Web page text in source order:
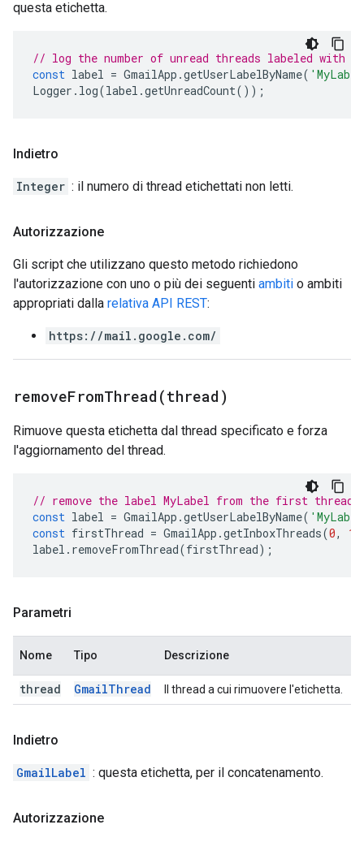
questa etichetta.
// log the number of unread threads labeled with
const label = GmailApp .getUserLabelByName(
Logger . log(label .getUnreadCount());
Indietro
Integer : il numero di thread etichettati non letti.
Autorizzazione
Gli script che utilizzano questo metodo richiedono
l'autorizzazione con uno o più dei seguenti ambiti o ambiti
appropriati dalla relativa API REST:
https://mail.google.com/
removeFromThread(thread)
Rimuove questa etichetta dal thread specificato e forza
l'aggiornamento del thread.
// remove the label MyLabel from the first thread
const label = GmailApp .getUserLabelByName(
const firstThread = GmailApp .getInboxThreads(0, 1
label . removeFromThread(firstThread);
Parametri
Nome Tipo Descrizione
thread GmailThread Il thread a cui rimuovere l'etichetta.
Indietro
GmailLabel : questa etichetta, per il concatenamento.
Autorizzazione